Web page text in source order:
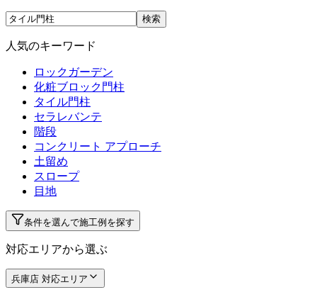
検索
人気のキーワード
ロックガーデン
化粧ブロック門柱
タイル門柱
セラレバンテ
階段
コンクリート アプローチ
土留め
スロープ
目地
条件を選んで施工例を探す
対応エリアから選ぶ
兵庫店 対応エリア